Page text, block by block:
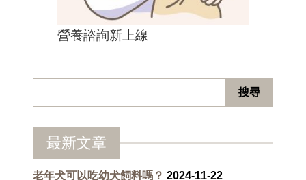
營養諮詢新上線
最新文章
老年犬可以吃幼犬飼料嗎？ 2024-11-22